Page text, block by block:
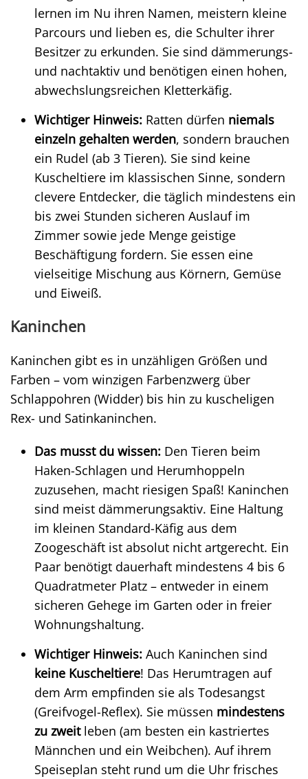
lernen im Nu ihren Namen, meistern kleine
Parcours und lieben es, die Schulter ihrer
Besitzer zu erkunden. Sie sind dämmerungs-
und nachtaktiv und benötigen einen hohen,
abwechslungsreichen Kletterkäfig.
Wichtiger Hinweis: Ratten dürfen niemals
einzeln gehalten werden, sondern brauchen
ein Rudel (ab 3 Tieren). Sie sind keine
Kuscheltiere im klassischen Sinne, sondern
clevere Entdecker, die täglich mindestens ein
bis zwei Stunden sicheren Auslauf im
Zimmer sowie jede Menge geistige
Beschäftigung fordern. Sie essen eine
vielseitige Mischung aus Körnern, Gemüse
und Eiweiß.
Kaninchen
Kaninchen gibt es in unzähligen Größen und
Farben – vom winzigen Farbenzwerg über
Schlappohren (Widder) bis hin zu kuscheligen
Rex- und Satinkaninchen.
Das musst du wissen: Den Tieren beim
Haken-Schlagen und Herumhoppeln
zuzusehen, macht riesigen Spaß! Kaninchen
sind meist dämmerungsaktiv. Eine Haltung
im kleinen Standard-Käfig aus dem
Zoogeschäft ist absolut nicht artgerecht. Ein
Paar benötigt dauerhaft mindestens 4 bis 6
Quadratmeter Platz – entweder in einem
sicheren Gehege im Garten oder in freier
Wohnungshaltung.
Wichtiger Hinweis: Auch Kaninchen sind
keine Kuscheltiere! Das Herumtragen auf
dem Arm empfinden sie als Todesangst
(Greifvogel-Reflex). Sie müssen mindestens
zu zweitleben (am besten ein kastriertes
Männchen und ein Weibchen). Auf ihrem
Speiseplan steht rund um die Uhr frisches